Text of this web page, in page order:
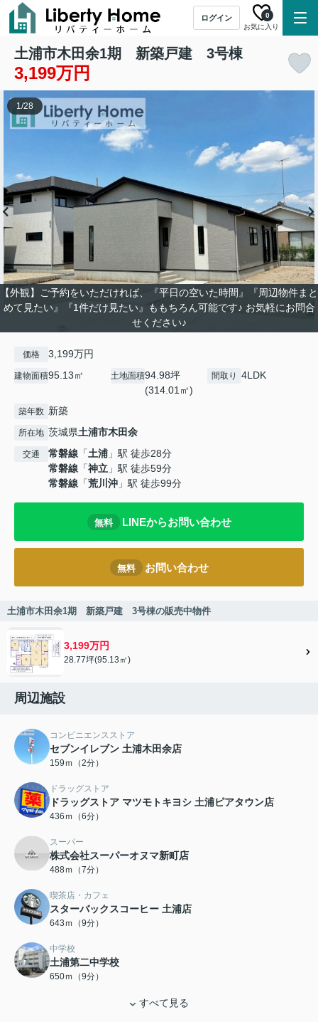
ログイン
お気に入り
0
土浦市木田余1期 新築戸建 3号棟
3,199万円
【外観】ご予約をいただければ、『平日の空いた時間』『周辺物件まと
めて見たい』『1件だけ見たい』ももちろん可能です♪ お気軽にお問合
せください♪
1/28
価格 3,199万円
建物面積95.13㎡ 土地面積94.98坪
(314.01㎡)
間取り 4LDK
築年数 新築
所在地 茨城県土浦市木田余
交通 常磐線 「土浦 」駅 徒歩28分
常磐線 「神立 」駅 徒歩59分
常磐線 「荒川沖 」駅 徒歩99分
無料 LINEからお問い合わせ
無料 お問い合わせ
土浦市木田余1期 新築戸建 3号棟の販売中物件
3,199万円
28.77坪(95.13㎡)
周辺施設
コンビニエンスストア
セブンイレブン 土浦木田余店
159ｍ（2分）
ドラッグストア
ドラッグストア マツモトキヨシ 土浦ピアタウン店
436ｍ（6分）
スーパー
株式会社スーパーオヌマ新町店
488ｍ（7分）
喫茶店・カフェ
スターバックスコーヒー 土浦店
643ｍ（9分）
中学校
土浦第二中学校
650ｍ（9分）
すべて見る